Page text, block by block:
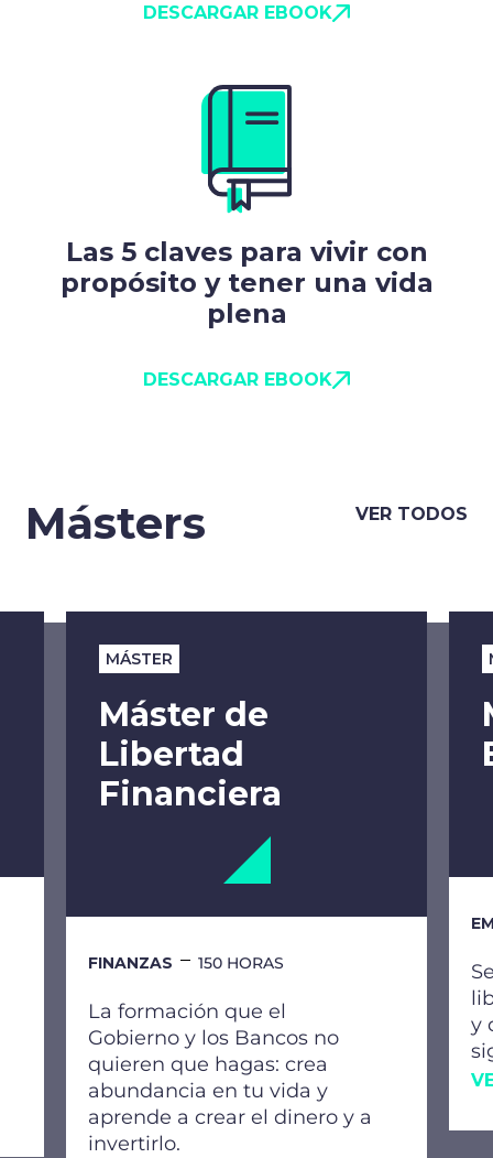
DESCARGAR EBOOK
Las 5 claves para vivir con
propósito y tener una vida
plena
DESCARGAR EBOOK
Másters VER TODOS
MÁSTER
Máster de
Libertad
Financiera
FINANZAS 150 HORAS
La formación que el
Gobierno y los Bancos no
quieren que hagas: crea
abundancia en tu vida y
aprende a crear el dinero y a
invertirlo.
y